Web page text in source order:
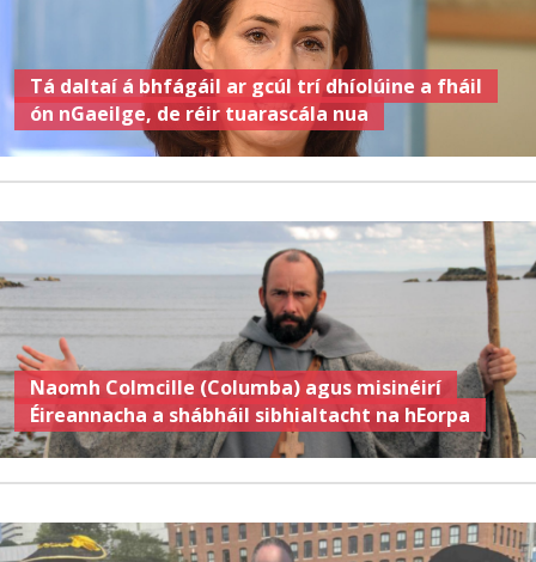
Tá daltaí á bhfágáil ar gcúl trí dhíolúine a fháil
ón nGaeilge, de réir tuarascála nua
Naomh Colmcille (Columba) agus misinéirí
Éireannacha a shábháil sibhialtacht na hEorpa